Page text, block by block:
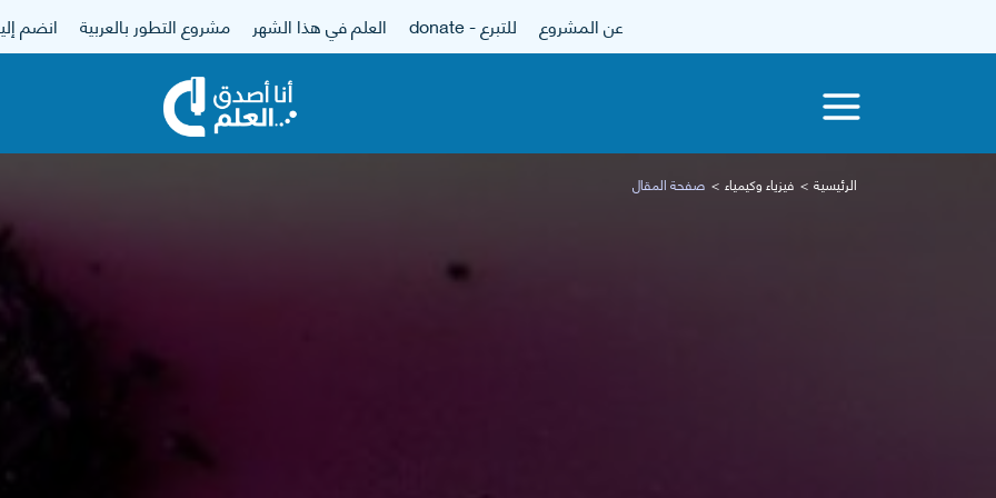
عن المشروع للتبرع - donate العلم في هذا الشهر مشروع التطور بالعربية انضم
الرئيسية فيزياء وكيمياء صفحة المقال